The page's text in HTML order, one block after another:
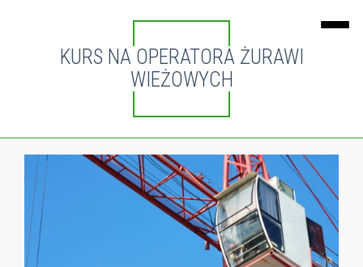
KURS NA OPERATORA ŻURAWI
WIEŻOWYCH